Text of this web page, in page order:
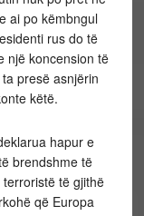
ai po këmbngul
rus do të
një koncension të
presë asnjërin
këtë.
hapur e
brendshme të
të gjithë
që Europa